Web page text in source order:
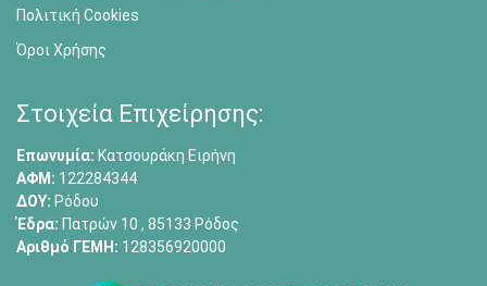
Πολιτική Cookies
Όροι Χρήσης
Στοιχεία Επιχείρησης:
Επωνυμία: Κατσουράκη Ειρήνη
ΑΦΜ: 122284344
ΔΟΥ: Ρόδου
Έδρα: Πατρών 10 , 85133 Ρόδος
Αριθμό ΓΕΜΗ: 128356920000